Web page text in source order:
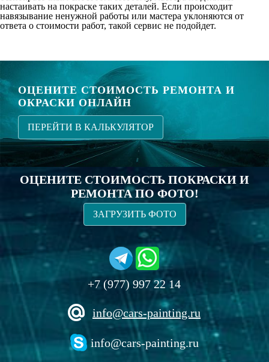
настаивать на покраске таких деталей. Если происходит
навязывание ненужной работы или мастера уклоняются от
ответа о стоимости работ, такой сервис не подойдет.
ОЦЕНИТЕ СТОИМОСТЬ РЕМОНТА И
ОКРАСКИ ОНЛАЙН
ПЕРЕЙТИ В КАЛЬКУЛЯТОР
ОЦЕНИТЕ СТОИМОСТЬ ПОКРАСКИ И
РЕМОНТА ПО ФОТО!
ЗАГРУЗИТЬ ФОТО
+7 (977) 997 22 14
info@cars-painting.ru
info@cars-painting.ru